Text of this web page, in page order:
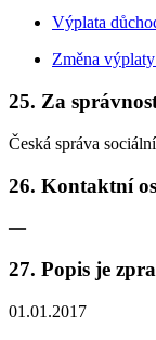
Výplata
Změna
25. Za
Česká správa
26. Kontaktní
—
27. Popis je
01.01.2017